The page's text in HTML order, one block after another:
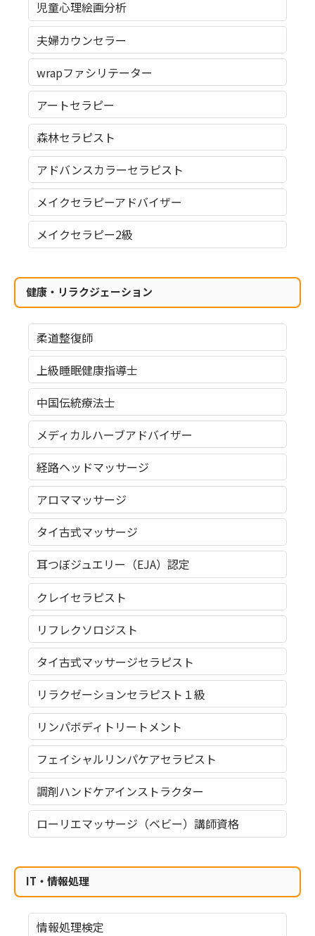
児童心理絵画分析
夫婦カウンセラー
wrapファシリテーター
アートセラピー
森林セラピスト
アドバンスカラーセラピスト
メイクセラピーアドバイザー
メイクセラピー2級
健康・リラクジェーション
柔道整復師
上級睡眠健康指導士
中国伝統療法士
メディカルハーブアドバイザー
経路ヘッドマッサージ
アロママッサージ
タイ古式マッサージ
耳つぼジュエリー（EJA）認定
クレイセラピスト
リフレクソロジスト
タイ古式マッサージセラピスト
リラクゼーションセラピスト１級
リンパボディトリートメント
フェイシャルリンパケアセラピスト
調剤ハンドケアインストラクター
ローリエマッサージ（ベビー）講師資格
IT・情報処理
情報処理検定